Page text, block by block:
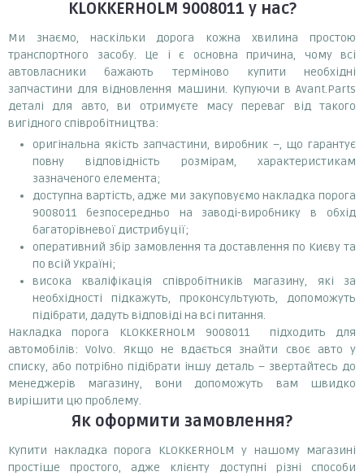
KLOKKERHOLM 9008011 у нас?
Ми знаємо, наскільки дорога кожна хвилина простою
транспортного засобу. Це і є основна причина, чому всі
автовласники бажають терміново купити необхідні
запчастини для відновлення машини. Купуючи в Avant.Parts
деталі для авто, ви отримуєте масу переваг від такого
вигідного співробітництва:
оригінальна якість запчастини, виробник –, що гарантує
повну відповідність розмірам, характеристикам
зазначеного елемента;
доступна вартість, адже ми закуповуємо накладка порога
9008011 безпосередньо на заводі-виробнику в обхід
багаторівневої дистрибуції;
оперативний збір замовлення та доставлення по Києву та
по всій Україні;
висока кваліфікація співробітників магазину, які за
необхідності підкажуть, проконсультують, допоможуть
підібрати, дадуть відповіді на всі питання.
Накладка порога KLOKKERHOLM 9008011 підходить для
автомобілів: Volvo. Якщо не вдається знайти своє авто у
списку, або потрібно підібрати іншу деталь – звертайтесь до
менеджерів магазину, вони допоможуть вам швидко
вирішити цю проблему.
Як оформити замовлення?
Купити накладка порога KLOKKERHOLM у нашому магазині
простіше простого, адже клієнту доступні різні способи